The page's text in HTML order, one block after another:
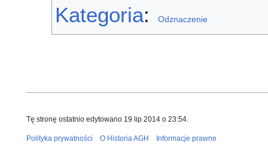
Kategoria: Odznaczenie
Tę stronę ostatnio edytowano 19 lip 2014 o 23:54.
Polityka prywatności O Historia AGH Informacje prawne